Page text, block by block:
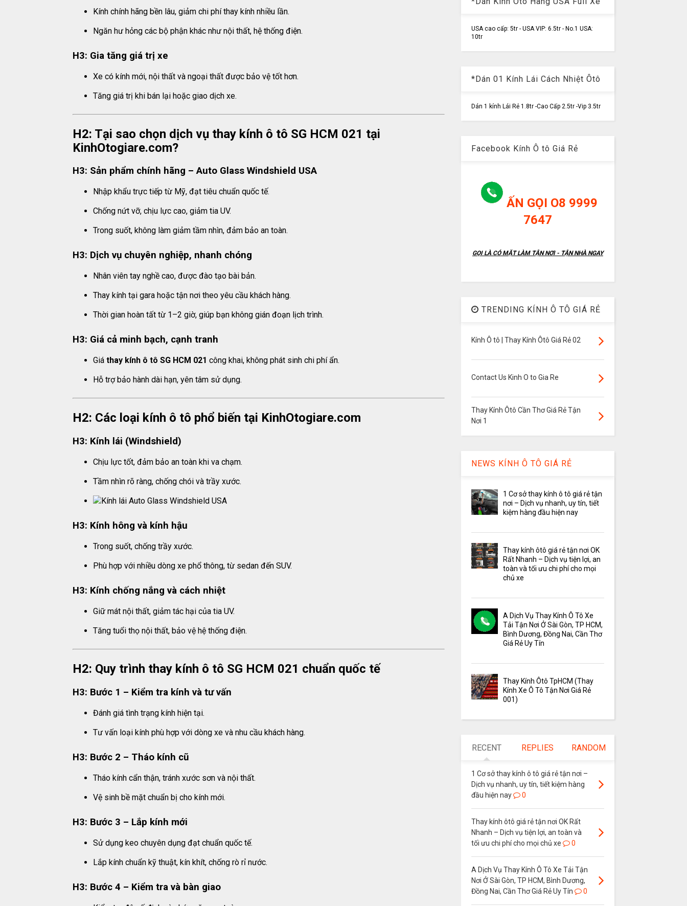
Kính chính hãng bền lâu, giảm chi phí thay kính nhiều lần.
Ngăn hư hỏng các bộ phận khác như nội thất, hệ thống điện.
H3: Gia tăng giá trị xe
Xe có kính mới, nội thất và ngoại thất được bảo vệ tốt hơn.
Tăng giá trị khi bán lại hoặc giao dịch xe.
H2: Tại sao chọn dịch vụ thay kính ô tô SG HCM 021 tại
KinhOtogiare.com?
H3: Sản phẩm chính hãng – Auto Glass Windshield USA
Nhập khẩu trực tiếp từ Mỹ, đạt tiêu chuẩn quốc tế.
Chống nứt vỡ, chịu lực cao, giảm tia UV.
Trong suốt, không làm giảm tầm nhìn, đảm bảo an toàn.
H3: Dịch vụ chuyên nghiệp, nhanh chóng
Nhân viên tay nghề cao, được đào tạo bài bản.
Thay kính tại gara hoặc tận nơi theo yêu cầu khách hàng.
Thời gian hoàn tất từ 1–2 giờ, giúp bạn không gián đoạn lịch trình.
H3: Giá cả minh bạch, cạnh tranh
Giá thay kính ô tô SG HCM 021 công khai, không phát sinh chi phí ẩn.
Hỗ trợ bảo hành dài hạn, yên tâm sử dụng.
H2: Các loại kính ô tô phổ biến tại KinhOtogiare.com
H3: Kính lái (Windshield)
Chịu lực tốt, đảm bảo an toàn khi va chạm.
Tầm nhìn rõ ràng, chống chói và trầy xước.
H3: Kính hông và kính hậu
Trong suốt, chống trầy xước.
Phù hợp với nhiều dòng xe phổ thông, từ sedan đến SUV.
H3: Kính chống nắng và cách nhiệt
Giữ mát nội thất, giảm tác hại của tia UV.
Tăng tuổi thọ nội thất, bảo vệ hệ thống điện.
H2: Quy trình thay kính ô tô SG HCM 021 chuẩn quốc tế
H3: Bước 1 – Kiểm tra kính và tư vấn
Đánh giá tình trạng kính hiện tại.
Tư vấn loại kính phù hợp với dòng xe và nhu cầu khách hàng.
H3: Bước 2 – Tháo kính cũ
Tháo kính cẩn thận, tránh xước sơn và nội thất.
Vệ sinh bề mặt chuẩn bị cho kính mới.
H3: Bước 3 – Lắp kính mới
Sử dụng keo chuyên dụng đạt chuẩn quốc tế.
Lắp kính chuẩn kỹ thuật, kín khít, chống rò rỉ nước.
H3: Bước 4 – Kiểm tra và bàn giao
USA cao cấp: 5tr - USA VIP: 6.5tr - No.1 USA:
10tr
*Dán 01 Kính Lái Cách Nhiệt Ôtô
Dán 1 kính Lái Rẻ 1.8tr -Cao Cấp 2.5tr -Vip 3.5tr
Facebook Kính Ô tô Giá Rẻ
ẤN GỌI O8 9999
7647
GỌI LÀ CÓ MẶT LÀM TẬN NƠI - TẬN NHÀ NGAY
TRENDING KÍNH Ô TÔ GIÁ RẺ
Kính Ô tô | Thay Kính Ôtô Giá Rẻ 02
Contact Us Kinh O to Gia Re
Thay Kính Ôtô Cần Thơ Giá Rẻ Tận
Nơi 1
NEWS KÍNH Ô TÔ GIÁ RẺ
1 Cơ sở thay kính ô tô giá rẻ tận
nơi – Dịch vụ nhanh, uy tín, tiết
kiệm hàng đầu hiện nay
Thay kính ôtô giá rẻ tận nơi OK
Rất Nhanh – Dịch vụ tiện lợi, an
toàn và tối ưu chi phí cho mọi
chủ xe
A Dịch Vụ Thay Kính Ô Tô Xe
Tải Tận Nơi Ở Sài Gòn, TP HCM,
Bình Dương, Đồng Nai, Cần Thơ
Giá Rẻ Uy Tín
Thay Kính Ôtô TpHCM (Thay
Kính Xe Ô Tô Tận Nơi Giá Rẻ
001)
RECENT REPLIES RANDOM
1 Cơ sở thay kính ô tô giá rẻ tận nơi –
Dịch vụ nhanh, uy tín, tiết kiệm hàng
đầu hiện nay
0
Thay kính ôtô giá rẻ tận nơi OK Rất
Nhanh – Dịch vụ tiện lợi, an toàn và
tối ưu chi phí cho mọi chủ xe
0
A Dịch Vụ Thay Kính Ô Tô Xe Tải Tận
Nơi Ở Sài Gòn, TP HCM, Bình Dương,
Đồng Nai, Cần Thơ Giá Rẻ Uy Tín
0